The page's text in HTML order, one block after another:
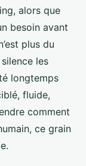
alors que
besoin avant
plus du
les
longtemps
fluide,
comment
ce grain